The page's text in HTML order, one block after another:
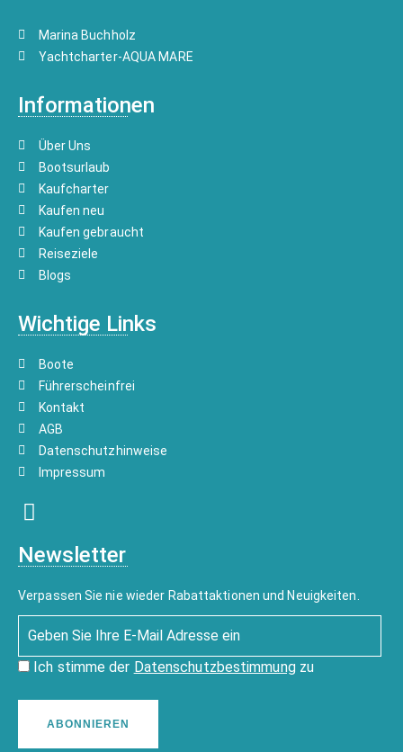
Marina Buchholz
Yachtcharter-AQUA MARE
Informationen
Über Uns
Bootsurlaub
Kaufcharter
Kaufen neu
Kaufen gebraucht
Reiseziele
Blogs
Wichtige Links
Boote
Führerscheinfrei
Kontakt
AGB
Datenschutzhinweise
Impressum
Newsletter
Verpassen Sie nie wieder Rabattaktionen und Neuigkeiten.
Ich stimme der Datenschutzbestimmungzu
ABONNIEREN